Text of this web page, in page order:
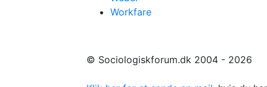
Workfare
© Sociologiskforum.dk 2004 - 2026